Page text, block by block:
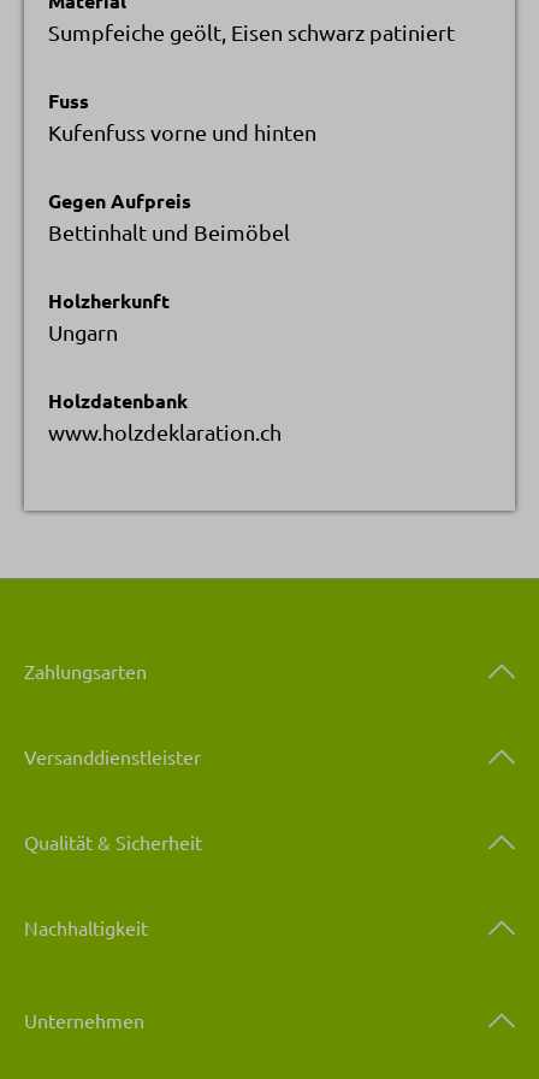
Sumpfeiche geölt, Eisen schwarz patiniert
Fuss
Kufenfuss vorne und hinten
Gegen Aufpreis
Bettinhalt und Beimöbel
Holzherkunft
Ungarn
Holzdatenbank
www.holzdeklaration.ch
Zahlungsarten
Versanddienstleister
Qualität & Sicherheit
Nachhaltigkeit
Unternehmen